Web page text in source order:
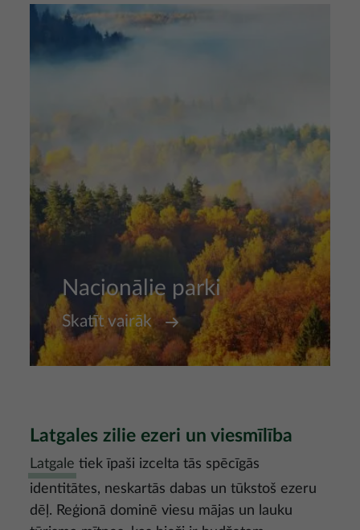
Nacionālie parki
Attēls
Skatīt vairāk
Latgales zilie ezeri un viesmīlība
Latgale tiek īpaši izcelta tās spēcīgās
identitātes, neskartās dabas un tūkstoš ezeru
dēļ. Reģionā dominē viesu mājas un lauku